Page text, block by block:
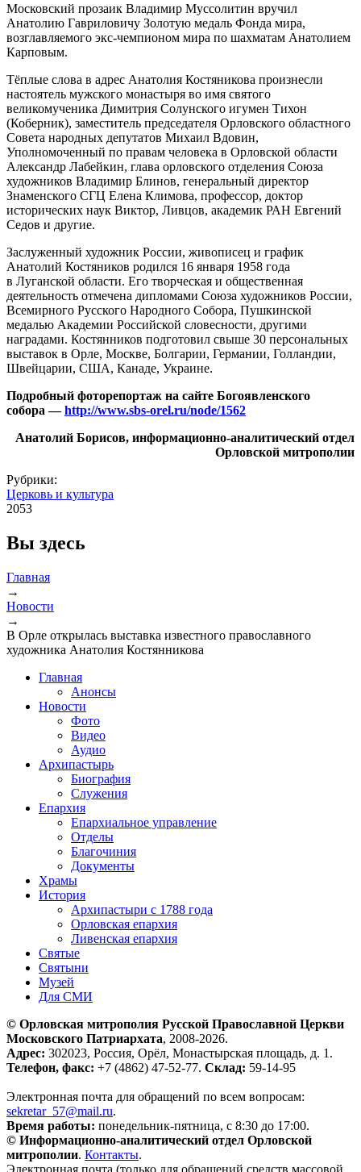
Московский прозаик Владимир Муссолитин вручил
Анатолию Гавриловичу Золотую медаль Фонда мира,
возглавляемого экс-чемпионом мира по шахматам Анатолием
Карповым.
Тёплые слова в адрес Анатолия Костяникова произнесли
настоятель мужского монастыря во имя святого
великомученика Димитрия Солунского игумен Тихон
(Коберник), заместитель председателя Орловского областного
Совета народных депутатов Михаил Вдовин,
Уполномоченный по правам человека в Орловской области
Александр Лабейкин, глава орловского отделения Союза
художников Владимир Блинов, генеральный директор
Знаменского СГЦ Елена Климова, профессор, доктор
исторических наук Виктор, Ливцов, академик РАН Евгений
Седов и другие.
Заслуженный художник России, живописец и график
Анатолий Костяников родился 16 января 1958 года
в Луганской области. Его творческая и общественная
деятельность отмечена дипломами Союза художников России,
Всемирного Русского Народного Собора, Пушкинской
медалью Академии Российской словесности, другими
наградами. Костянников подготовил свыше 30 персональных
выставок в Орле, Москве, Болгарии, Германии, Голландии,
Швейцарии, США, Канаде, Украине.
Подробный фоторепортаж на сайте Богоявленского
собора —http://www.sbs-orel.ru/node/1562
Анатолий Борисов, информационно-аналитический отдел
Орловской митрополии
Рубрики:
Церковь и культура
2053
Вы здесь
Главная
→
Новости
→
В Орле открылась выставка известного православного
художника Анатолия Костянникова
Главная
Анонсы
Новости
Фото
Видео
Аудио
Архипастырь
Биография
Служения
Епархия
Епархиальное управление
Отделы
Благочиния
Документы
Храмы
История
Архипастыри с 1788 года
Орловская епархия
Ливенская епархия
Святые
Святыни
Музей
Для СМИ
© Орловская митрополия Русской Православной Церкви
Московского Патриархата, 2008-2026.
Адрес: 302023, Россия, Орёл, Монастырская площадь, д. 1.
Телефон, факс: +7 (4862) 47-52-77. Склад: 59-14-95
Электронная почта для обращений по всем вопросам:
sekretar_57@mail.ru.
Время работы: понедельник-пятница, с 8:30 до 17:00.
© Информационно-аналитический отдел Орловской
митрополии. Контакты.
Электронная почта (только для обращений средств массовой